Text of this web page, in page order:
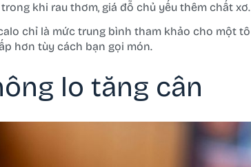
khi rau thơm, giá đỗ chủ yếu thêm chất xơ.
chỉ là mức trung bình tham khảo cho một tô
hơn tùy cách bạn gọi món.
lo tăng cân